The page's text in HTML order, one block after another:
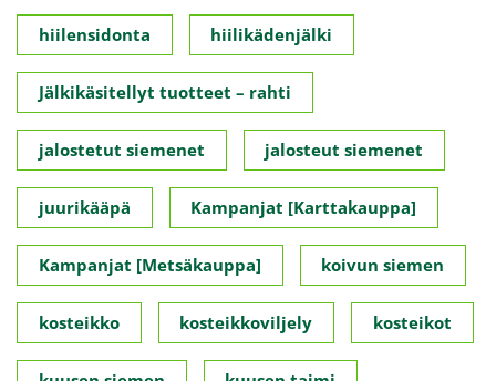
hiilensidonta hiilikädenjälki
Jälkikäsitellyt tuotteet – rahti
jalostetut siemenet jalosteut siemenet
juurikääpä Kampanjat [Karttakauppa]
Kampanjat [Metsäkauppa] koivun siemen
kosteikko kosteikkoviljely kosteikot